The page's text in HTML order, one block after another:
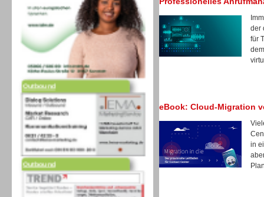
Outbound
Outbound
der
für
eBook: Cloud-Migration
in